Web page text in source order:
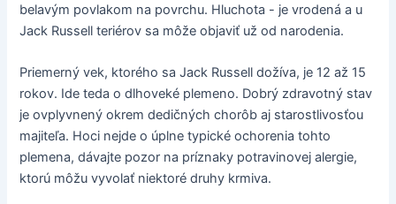
belavým povlakom na povrchu. Hluchota - je vrodená a u
Jack Russell teriérov sa môže objaviť už od narodenia.
Priemerný vek, ktorého sa Jack Russell dožíva, je 12 až 15
rokov. Ide teda o dlhoveké plemeno. Dobrý zdravotný stav
je ovplyvnený okrem dedičných chorôb aj starostlivosťou
majiteľa. Hoci nejde o úplne typické ochorenia tohto
plemena, dávajte pozor na príznaky potravinovej alergie,
ktorú môžu vyvolať niektoré druhy krmiva.